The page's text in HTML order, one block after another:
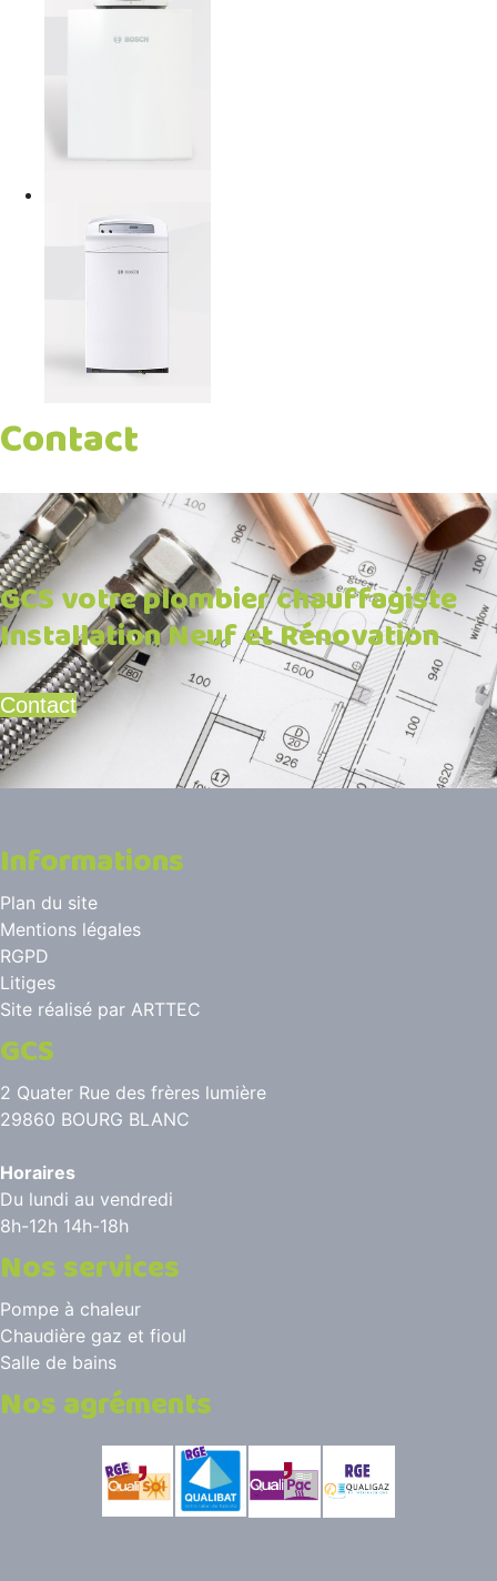
Contact
GCS votre plombier chauffagiste
Installation Neuf et Rénovation
Contact
Informations
Plan du site
Mentions légales
RGPD
Litiges
Site réalisé par ARTTEC
GCS
2 Quater Rue des frères lumière
29860 BOURG BLANC
Horaires
Du lundi au vendredi
8h-12h 14h-18h
Nos services
Pompe à chaleur
Chaudière gaz et fioul
Salle de bains
Nos agréments